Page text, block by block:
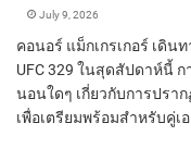
July 9, 2026
คอนอร์ แม็กเกรเกอร์ เดิน
UFC 329 ในสุดสัปดาห์นี้
นอนใดๆ เกี่ยวกับการปรา
เพื่อเตรียมพร้อมสำหรับคู่เ